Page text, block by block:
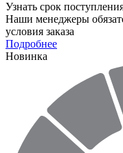
Узнать срок
Наши менеджеры
условия заказа
Подробнее
Новинка